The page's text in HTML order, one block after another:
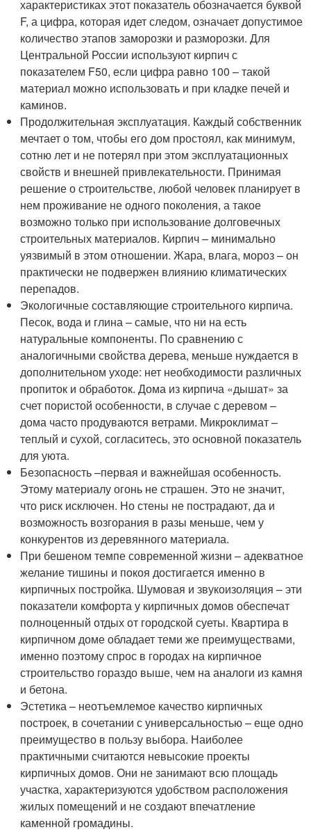
характеристиках этот показатель обозначается буквой
F, а цифра, которая идет следом, означает допустимое
количество этапов заморозки и разморозки. Для
Центральной России используют кирпич с
показателем F50, если цифра равно 100 – такой
материал можно использовать и при кладке печей и
каминов.
Продолжительная эксплуатация. Каждый собственник
мечтает о том, чтобы его дом простоял, как минимум,
сотню лет и не потерял при этом эксплуатационных
свойств и внешней привлекательности. Принимая
решение о строительстве, любой человек планирует в
нем проживание не одного поколения, а такое
возможно только при использование долговечных
строительных материалов. Кирпич – минимально
уязвимый в этом отношении. Жара, влага, мороз – он
практически не подвержен влиянию климатических
перепадов.
Экологичные составляющие строительного кирпича.
Песок, вода и глина – самые, что ни на есть
натуральные компоненты. По сравнению с
аналогичными свойства дерева, меньше нуждается в
дополнительном уходе: нет необходимости различных
пропиток и обработок. Дома из кирпича «дышат» за
счет пористой особенности, в случае с деревом –
дома часто продуваются ветрами. Микроклимат –
теплый и сухой, согласитесь, это основной показатель
для уюта.
Безопасность –первая и важнейшая особенность.
Этому материалу огонь не страшен. Это не значит,
что риск исключен. Но стены не пострадают, да и
возможность возгорания в разы меньше, чем у
конкурентов из деревянного материала.
При бешеном темпе современной жизни – адекватное
желание тишины и покоя достигается именно в
кирпичных постройка. Шумовая и звукоизоляция – эти
показатели комфорта у кирпичных домов обеспечат
полноценный отдых от городской суеты. Квартира в
кирпичном доме обладает теми же преимуществами,
именно поэтому спрос в городах на кирпичное
строительство гораздо выше, чем на аналоги из камня
и бетона.
Эстетика – неотъемлемое качество кирпичных
построек, в сочетании с универсальностью – еще одно
преимущество в пользу выбора. Наиболее
практичными считаются невысокие проекты
кирпичных домов. Они не занимают всю площадь
участка, характеризуются удобством расположения
жилых помещений и не создают впечатление
каменной громадины.